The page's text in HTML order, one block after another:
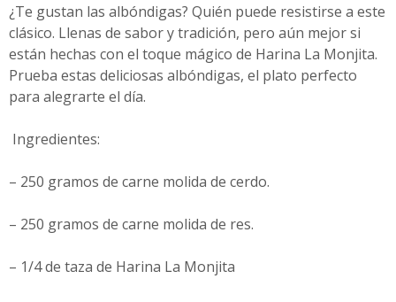
¿Te gustan las albóndigas? Quién puede resistirse a este
clásico. Llenas de sabor y tradición, pero aún mejor si
están hechas con el toque mágico de Harina La Monjita.
Prueba estas deliciosas albóndigas, el plato perfecto
para alegrarte el día.
Ingredientes:
– 250 gramos de carne molida de cerdo.
– 250 gramos de carne molida de res.
– 1/4 de taza de Harina La Monjita